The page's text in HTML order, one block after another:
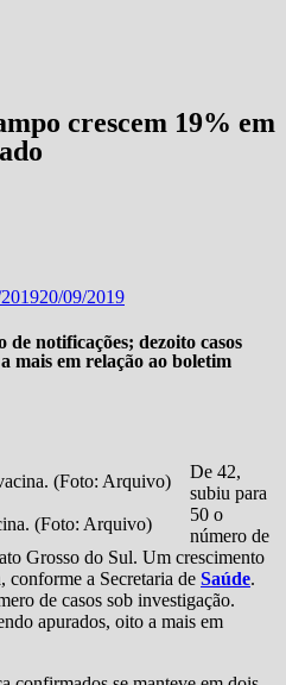
crescem 19% em
20/09/2019
notificações; dezoito casos
mais em relação ao boletim
(Foto: Arquivo)
De 42,
subiu para
50 o
número de
Grosso do Sul. Um crescimento
conforme a Secretaria de Saúde.
de casos sob investigação.
apurados, oito a mais em